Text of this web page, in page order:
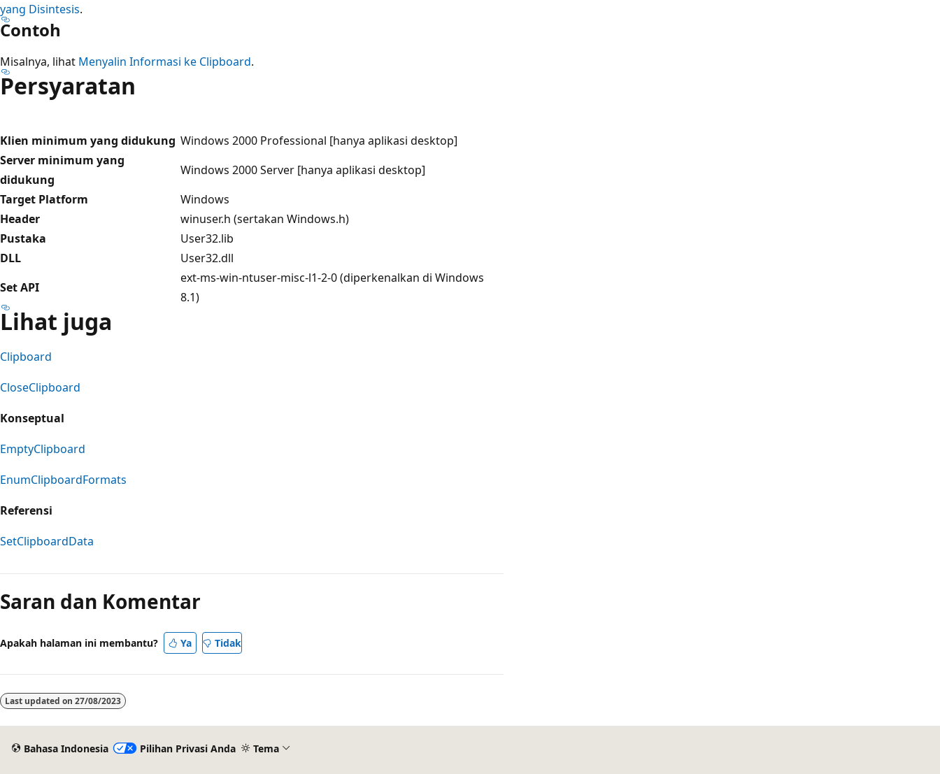
yang Disintesis.
Contoh
Misalnya, lihat Menyalin Informasi ke Clipboard.
Persyaratan
Klien minimum yang didukung Windows 2000 Professional [hanya aplikasi desktop]
Server minimum yang
didukung
Windows 2000 Server [hanya aplikasi desktop]
Target Platform
Windows
Header
winuser.h (sertakan Windows.h)
Pustaka
User32.lib
DLL
User32.dll
Set API
ext-ms-win-ntuser-misc-l1-2-0 (diperkenalkan di Windows
8.1)
Lihat juga
Clipboard
CloseClipboard
Konseptual
EmptyClipboard
EnumClipboardFormats
Referensi
SetClipboardData
baca
dinonaktifkan
Saran dan Komentar
Apakah halaman ini membantu? Ya Tidak
Last updated on 27/08/2023
Bahasa Indonesia Pilihan Privasi Anda Tema